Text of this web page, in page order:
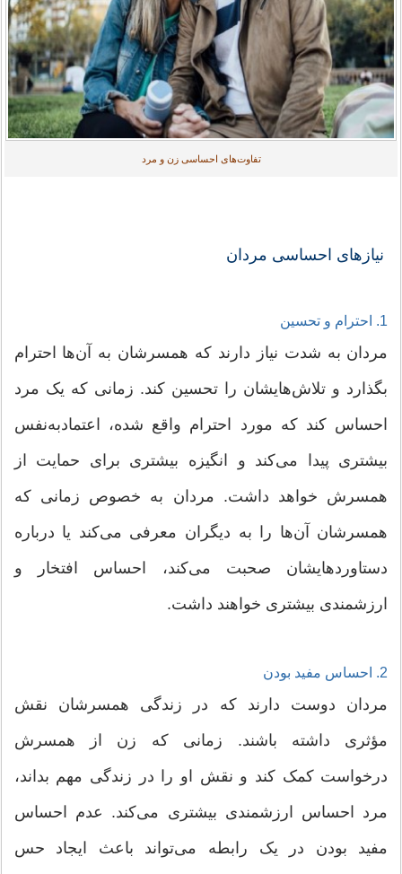
تفاوت‌های احساسی زن و مرد
نیازهای احساسی مردان
1. احترام و تحسین
مردان به شدت نیاز دارند که همسرشان به آن‌ها احترام
بگذارد و تلاش‌هایشان را تحسین کند. زمانی که یک مرد
احساس کند که مورد احترام واقع شده، اعتمادبه‌نفس
بیشتری پیدا می‌کند و انگیزه بیشتری برای حمایت از
همسرش خواهد داشت. مردان به خصوص زمانی که
همسرشان آن‌ها را به دیگران معرفی می‌کند یا درباره
دستاوردهایشان صحبت می‌کند، احساس افتخار و
ارزشمندی بیشتری خواهند داشت.
2. احساس مفید بودن
مردان دوست دارند که در زندگی همسرشان نقش
مؤثری داشته باشند. زمانی که زن از همسرش
درخواست کمک کند و نقش او را در زندگی مهم بداند،
مرد احساس ارزشمندی بیشتری می‌کند. عدم احساس
مفید بودن در یک رابطه می‌تواند باعث ایجاد حس